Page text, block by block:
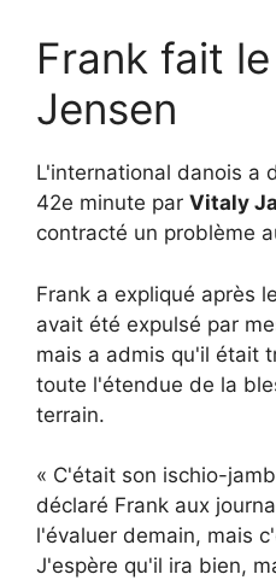
Frank fait
Jensen
L'international danois a
42e minute par Vitaly
contracté un problème
Frank a expliqué après
avait été expulsé par
mais a admis qu'il était
toute l'étendue de la
terrain.
« C'était son ischio-
déclaré Frank aux
l'évaluer demain, mais
J'espère qu'il ira bien,